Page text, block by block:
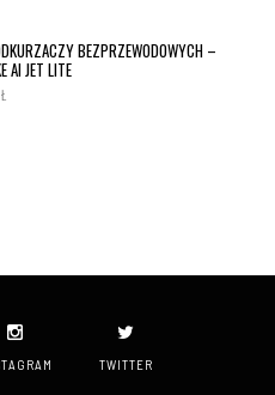
BEZPRZEWODOWYCH –
AI JET LITE
TWITTER